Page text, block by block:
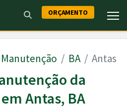
ORÇAMENTO
BA Antas
da
Antas, BA